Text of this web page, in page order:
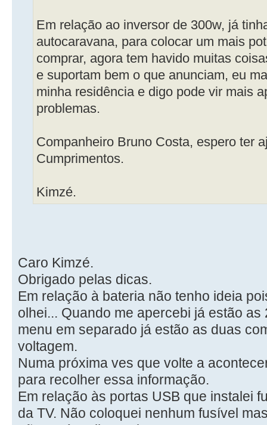
Em relação ao inversor de 300w, já
autocaravana, para colocar um mais
comprar, agora tem havido muitas
e suportam bem o que anunciam, eu
minha residência e digo pode vir mais
problemas.
Companheiro Bruno Costa, espero ter
Cumprimentos.
Kimzé.
Caro Kimzé.
Obrigado pelas dicas.
Em relação à bateria não tenho ideia
olhei... Quando me apercebi já estão
menu em separado já estão as duas
voltagem.
Numa próxima ves que volte a
para recolher essa informação.
Em relação às portas USB que instalei
da TV. Não coloquei nenhum fusível